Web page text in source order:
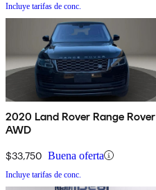
Incluye tarifas de conc.
2020 Land Rover Range Rover
AWD
$33,750 Buena oferta
Incluye tarifas de conc.